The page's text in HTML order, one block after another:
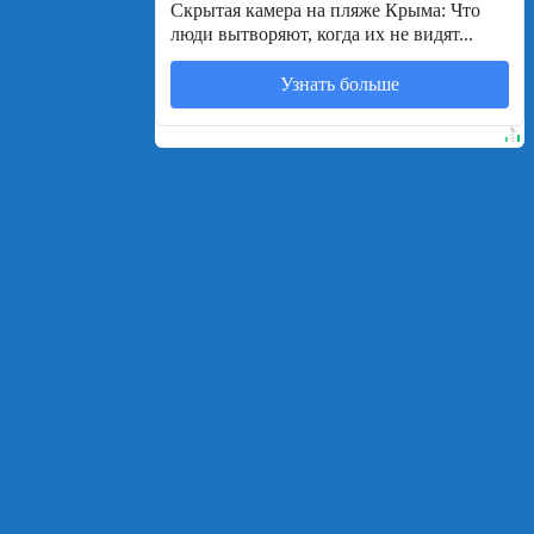
Скрытая камера на пляже Крыма: Что
люди вытворяют, когда их не видят...
Узнать больше